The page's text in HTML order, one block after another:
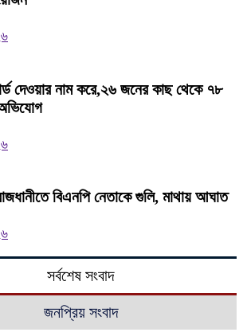
দেওয়ার নাম করে,২৬ জনের কাছ থেকে ৭৮
বিএনপি নেতাকে গুলি, মাথায় আঘাত
সর্বশেষ সংবাদ
জনপ্রিয় সংবাদ